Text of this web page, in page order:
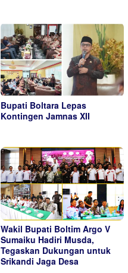
Bupati Boltara Lepas
Kontingen Jamnas XII
Wakil Bupati Boltim Argo V
Sumaiku Hadiri Musda,
Tegaskan Dukungan untuk
Srikandi Jaga Desa